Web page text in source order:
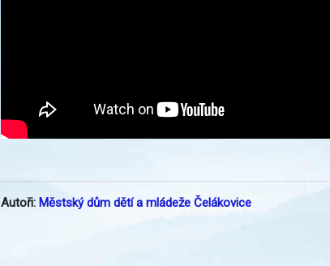
Autoři: Městský dům dětí a mládeže Čelákovice